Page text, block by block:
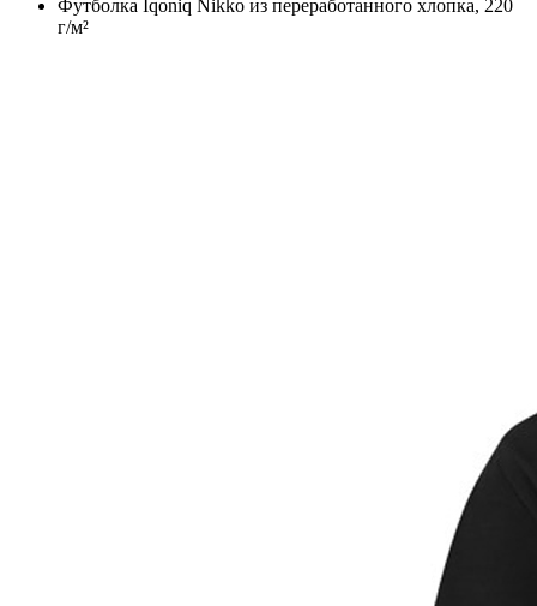
Футболка Iqoniq Nikko из переработанного хлопка, 220
г/м²